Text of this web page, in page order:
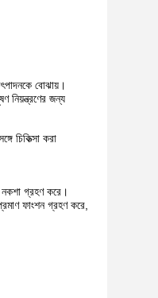
বোঝায়।
নিয়ন্ত্রণের জন্য
চিকিত্সা করা
নকশা গ্রহণ করে।
ফাংশন গ্রহণ করে,